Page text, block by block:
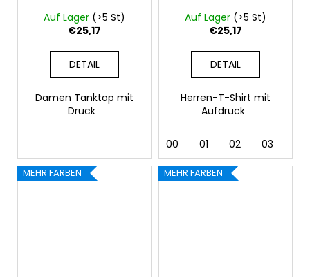
Auf Lager (>5 St)
€25,17
DETAIL
Damen Tanktop mit
Druck
Auf Lager (>5 St)
€25,17
DETAIL
Herren-T-Shirt mit
Aufdruck
00 01 02 03
MEHR FARBEN MEHR FARBEN